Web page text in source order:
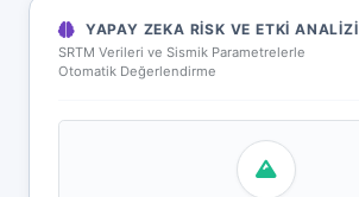
YAPAY ZEKA RISK VE ETKI ANALIZI
SRTM Verileri ve Sismik Parametrelerle
Otomatik Değerlendirme